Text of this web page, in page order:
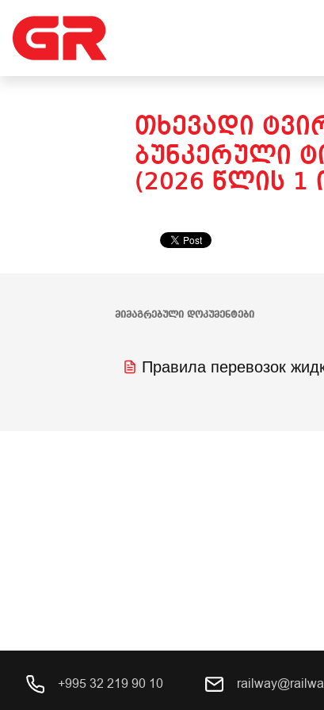
ᲗᲮᲔᲕᲐᲓᲘ
ᲑᲣᲜᲙᲔᲠᲣᲚᲘ
(2026 ᲬᲚᲘᲡ 1
ᲛᲘᲛᲐᲒᲠᲔᲑᲣᲚᲘ ᲓᲝᲙᲣᲛᲔᲜᲢᲔᲑᲘ
Правила перевозок
+995 32 219 90 10